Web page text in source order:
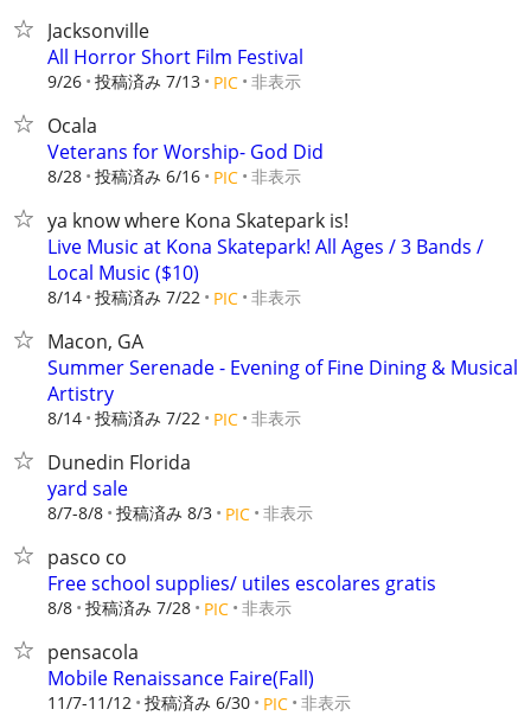
Jacksonville
All Horror Short Film Festival
9/26 投稿済み 7/13 PIC 非表示
Ocala
Veterans for Worship- God Did
8/28 投稿済み 6/16 PIC 非表示
ya know where Kona Skatepark is!
Live Music at Kona Skatepark! All Ages / 3 Bands /
Local Music ($10)
8/14 投稿済み 7/22 PIC 非表示
Macon, GA
Summer Serenade - Evening of Fine Dining & Musical
Artistry
8/14 投稿済み 7/22 PIC 非表示
Dunedin Florida
yard sale
8/7-8/8 投稿済み 8/3 PIC 非表示
pasco co
Free school supplies/ utiles escolares gratis
8/8 投稿済み 7/28 PIC 非表示
pensacola
Mobile Renaissance Faire(Fall)
11/7-11/12 投稿済み 6/30 PIC 非表示